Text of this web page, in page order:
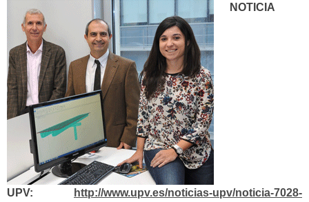
NOTICIA
UPV:
http://www.upv.es/noticias-upv/noticia-7028-